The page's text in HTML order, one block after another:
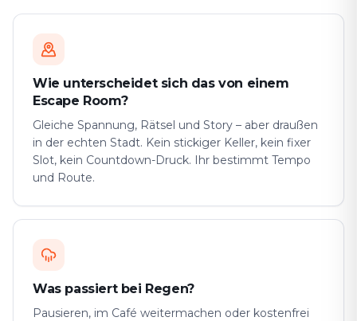
Wie unterscheidet sich das von einem
Escape Room?
Gleiche Spannung, Rätsel und Story – aber draußen
in der echten Stadt. Kein stickiger Keller, kein fixer
Slot, kein Countdown-Druck. Ihr bestimmt Tempo
und Route.
Was passiert bei Regen?
Pausieren, im Café weitermachen oder kostenfrei